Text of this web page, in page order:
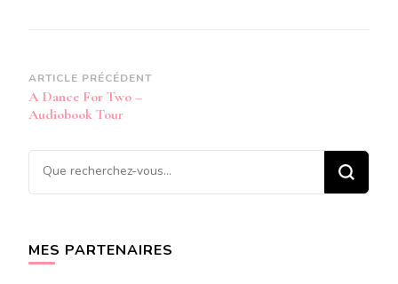
Navigation
d’article
ARTICLE PRÉCÉDENT
A Dance For Two –
Audiobook Tour
Vous
recherchiez
MES PARTENAIRES